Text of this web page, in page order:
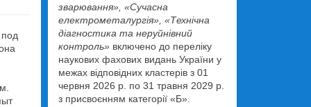
зварювання», «Сучасна
електрометалургія», «Технічна
діагностика та неруйнівний
контроль»включено до переліку
наукових фахових видань України у
межах відповідних кластерів з 01
червня 2026 р. по 31 травня 2029 р.
з присвоєнням категорії «Б».